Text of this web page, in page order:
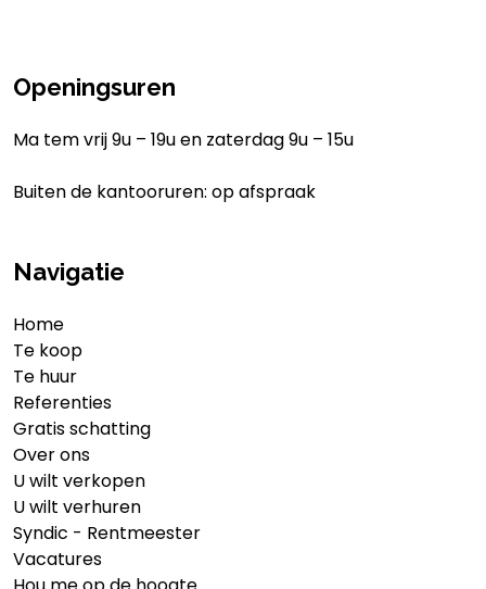
Openingsuren
Ma tem vrij 9u – 19u en zaterdag 9u – 15u
Buiten de kantooruren: op afspraak
Navigatie
Home
Te koop
Te huur
Referenties
Gratis schatting
Over ons
U wilt verkopen
U wilt verhuren
Syndic - Rentmeester
Vacatures